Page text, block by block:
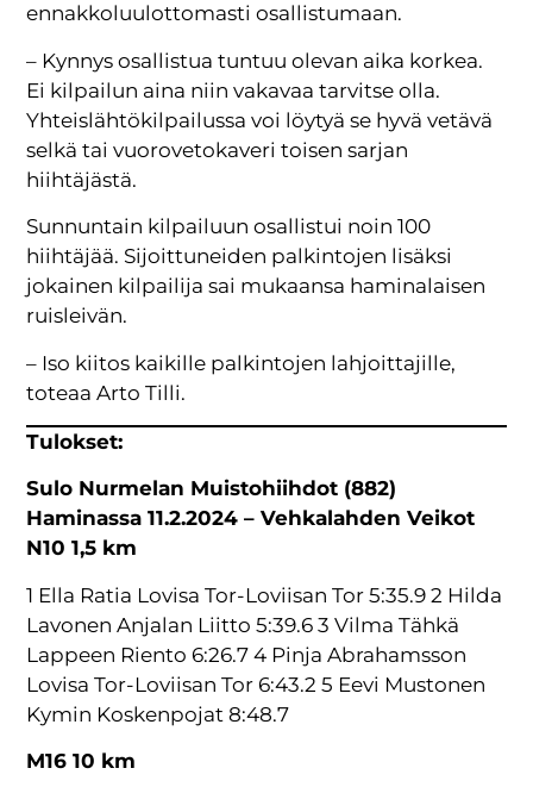
ennakkoluulottomasti osallistumaan.
– Kynnys osallistua tuntuu olevan aika korkea.
Ei kilpailun aina niin vakavaa tarvitse olla.
Yhteislähtökilpailussa voi löytyä se hyvä vetävä
selkä tai vuorovetokaveri toisen sarjan
hiihtäjästä.
Sunnuntain kilpailuun osallistui noin 100
hiihtäjää. Sijoittuneiden palkintojen lisäksi
jokainen kilpailija sai mukaansa haminalaisen
ruisleivän.
– Iso kiitos kaikille palkintojen lahjoittajille,
toteaa Arto Tilli.
Tulokset:
Sulo Nurmelan Muistohiihdot (882)
Haminassa 11.2.2024 – Vehkalahden Veikot
N10 1,5 km
1 Ella Ratia Lovisa Tor-Loviisan Tor 5:35.9 2 Hilda
Lavonen Anjalan Liitto 5:39.6 3 Vilma Tähkä
Lappeen Riento 6:26.7 4 Pinja Abrahamsson
Lovisa Tor-Loviisan Tor 6:43.2 5 Eevi Mustonen
Kymin Koskenpojat 8:48.7
M16 10 km